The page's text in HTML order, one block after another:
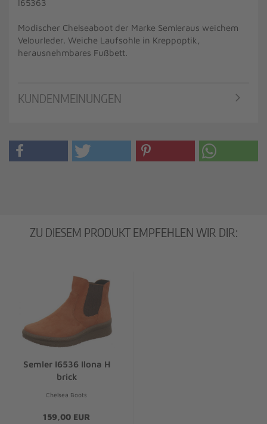
I65363
Modischer Chelseaboot der Marke Semleraus weichem
Velourleder. Weiche Laufsohle in Kreppoptik,
herausnehmbares Fußbett.
KUNDENMEINUNGEN
ZU DIESEM PRODUKT EMPFEHLEN WIR DIR:
Semler I6536 Ilona H
brick
Chelsea Boots
159,00 EUR